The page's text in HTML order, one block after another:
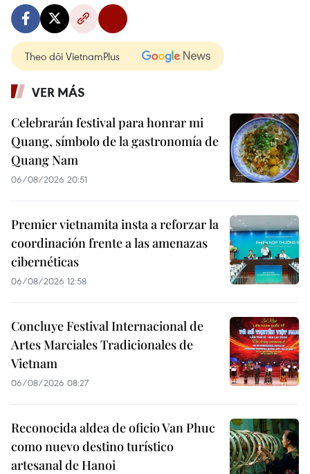
Theo dõi VietnamPlus
VER MÁS
Celebrarán festival para honrar mi
Quang, símbolo de la gastronomía de
Quang Nam
06/08/2026 20:51
Premier vietnamita insta a reforzar la
coordinación frente a las amenazas
cibernéticas
06/08/2026 12:58
Concluye Festival Internacional de
Artes Marciales Tradicionales de
Vietnam
06/08/2026 08:27
Reconocida aldea de oficio Van Phuc
como nuevo destino turístico
artesanal de Hanoi